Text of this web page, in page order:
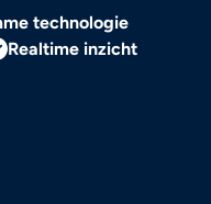
technologie
Realtime inzicht